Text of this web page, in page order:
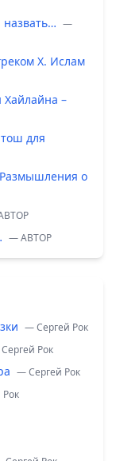
назвать… —
Х. Ислам
Хайлайна –
для
о
— ABTOP
— Сергей Рок
Рок
— Сергей Рок